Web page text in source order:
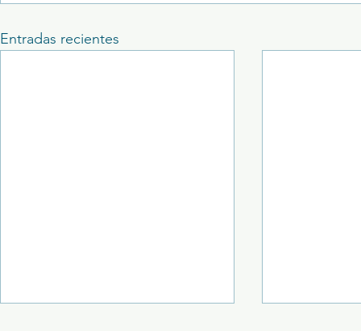
Entradas recientes